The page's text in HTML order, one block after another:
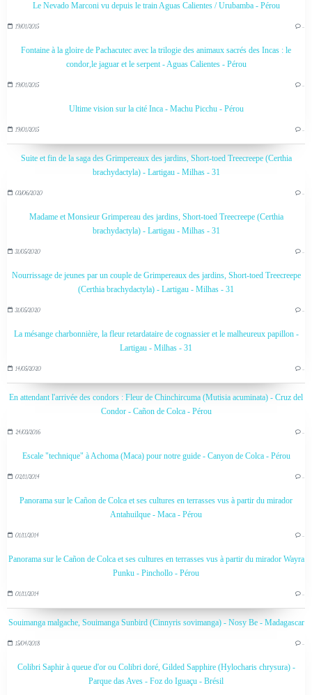
Le Nevado Marconi vu depuis le train Aguas Calientes / Urubamba - Pérou
19/01/2015 …
Fontaine à la gloire de Pachacutec avec la trilogie des animaux sacrés des Incas : le
condor,le jaguar et le serpent - Aguas Calientes - Pérou
19/01/2015 …
Ultime vision sur la cité Inca - Machu Picchu - Pérou
19/01/2015 …
Suite et fin de la saga des Grimpereaux des jardins, Short-toed Treecreepe (Certhia
brachydactyla) - Lartigau - Milhas - 31
03/06/2020 …
Madame et Monsieur Grimpereau des jardins, Short-toed Treecreepe (Certhia
brachydactyla) - Lartigau - Milhas - 31
31/05/2020 …
Nourrissage de jeunes par un couple de Grimpereaux des jardins, Short-toed Treecreepe
(Certhia brachydactyla) - Lartigau - Milhas - 31
31/05/2020 …
La mésange charbonnière, la fleur retardataire de cognassier et le malheureux papillon -
Lartigau - Milhas - 31
14/05/2020 …
En attendant l'arrivée des condors : Fleur de Chinchircuma (Mutisia acuminata) - Cruz del
Condor - Cañon de Colca - Pérou
24/03/2016 …
Escale "technique" à Achoma (Maca) pour notre guide - Canyon de Colca - Pérou
02/11/2014 …
Panorama sur le Cañon de Colca et ses cultures en terrasses vus à partir du mirador
Antahuilque - Maca - Pérou
01/11/2014 …
Panorama sur le Cañon de Colca et ses cultures en terrasses vus à partir du mirador Wayra
Punku - Pinchollo - Pérou
01/11/2014 …
Souimanga malgache, Souimanga Sunbird (Cinnyris sovimanga) - Nosy Be - Madagascar
15/04/2018 …
Colibri Saphir à queue d'or ou Colibri doré, Gilded Sapphire (Hylocharis chrysura) -
Parque das Aves - Foz do Iguaçu - Brésil